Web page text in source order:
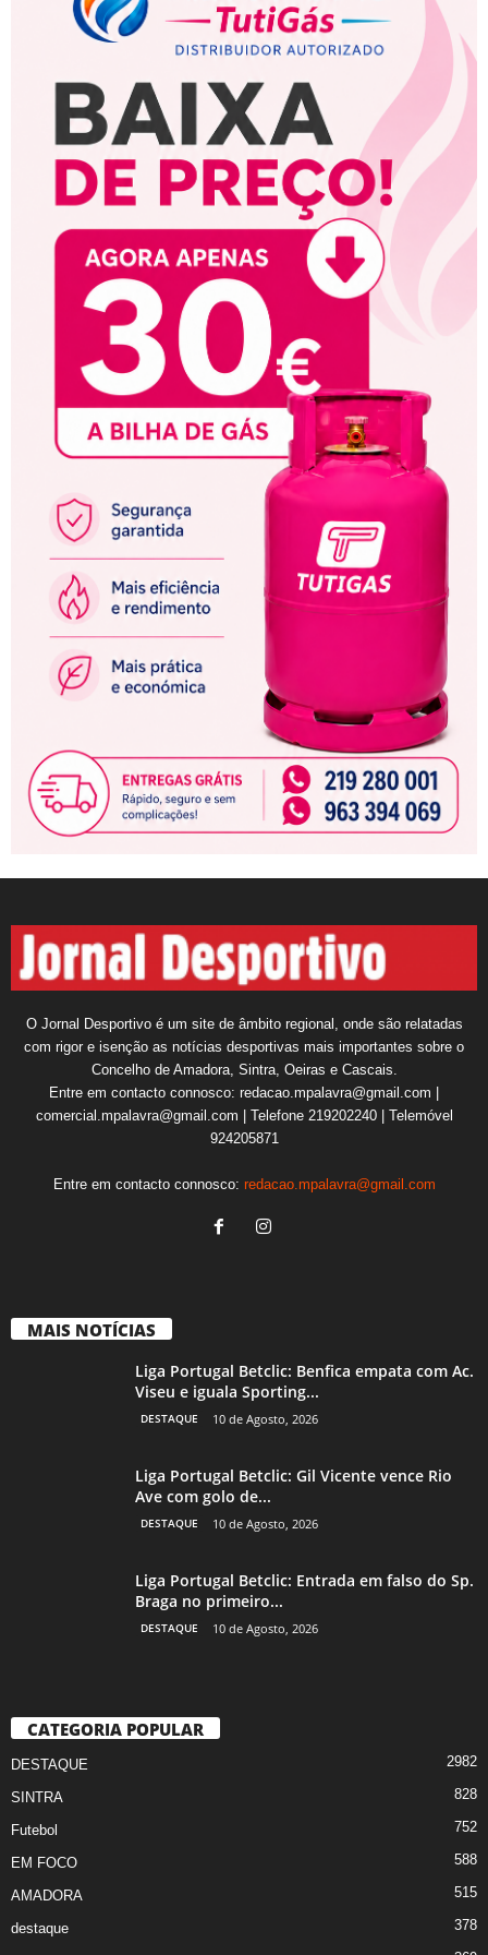
O Jornal Desportivo é um site de âmbito regional, onde são relatadas
com rigor e isenção as notícias desportivas mais importantes sobre o
Concelho de Amadora, Sintra, Oeiras e Cascais.
Entre em contacto connosco: redacao.mpalavra@gmail.com |
comercial.mpalavra@gmail.com | Telefone 219202240 | Telemóvel
924205871
Entre em contacto connosco: redacao.mpalavra@gmail.com
MAIS NOTÍCIAS
Liga Portugal Betclic: Benfica empata com Ac.
Viseu e iguala Sporting...
DESTAQUE 10 de Agosto, 2026
Liga Portugal Betclic: Gil Vicente vence Rio
Ave com golo de...
DESTAQUE 10 de Agosto, 2026
Liga Portugal Betclic: Entrada em falso do Sp.
Braga no primeiro...
DESTAQUE 10 de Agosto, 2026
CATEGORIA POPULAR
DESTAQUE 2982
SINTRA 828
Futebol 752
EM FOCO 588
AMADORA 515
destaque 378